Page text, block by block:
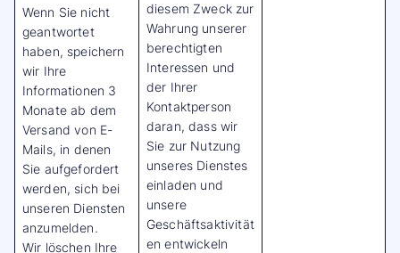
Wenn Sie nicht
geantwortet
haben, speichern
wir Ihre
Informationen 3
Monate ab dem
Versand von E-
Mails, in denen
Sie aufgefordert
werden, sich bei
unseren Diensten
anzumelden.
Wir löschen Ihre
diesem Zweck zur
Wahrung unserer
berechtigten
Interessen und
der Ihrer
Kontaktperson
daran, dass wir
Sie zur Nutzung
unseres Dienstes
einladen und
unsere
Geschäftsaktivität
en entwickeln